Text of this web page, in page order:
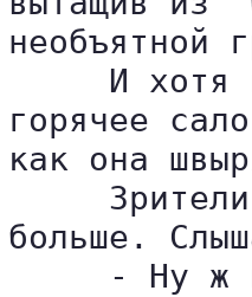
необъятной
И хотя
горячее
как она
больше.
- Ну ж